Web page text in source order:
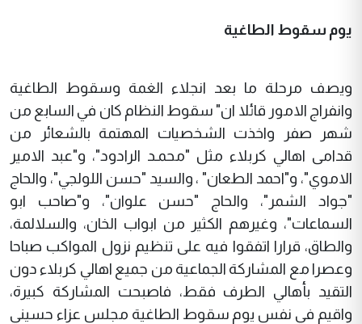
يوم سقوط الطاغية
ويصف مرحلة ما بعد انجلاء الغمة وسقوط الطاغية
وانفراج الامور قائلا ان" سقوط النظام كان في السابع من
شهر صفر واخذت الشخصيات المهتمة بالشعائر من
قدامى اهالي كربلاء مثل "محمـد الرادود"، و"عبد الامير
الاموي"، و"احمد الطعان" ، والسيد "حسن اللولجي"، والحاج
"جواد الشمر"، والحاج "حسن علوان"، و"صاحب ابو
السماعات"، وغيرهم الكثير من ابواب الخان، والسلالمة،
والطاق، قرارا اتفقوا فيه على تنظيم نزول المواكب صباحا
وعصرا مع المشاركة الجماعية من جميع اهالي كربلاء دون
التقيد بأهالي الطرف فقط، فاصبحت المشاركة كبيرة،
واقيم في نفس يوم سقوط الطاغية مجلس عزاء حسيني